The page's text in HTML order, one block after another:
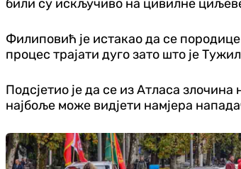
били су искључиво на цивилне
Филиповић је истакао да се
процес трајати дуго зато што је
Подсјетио је да се из Атласа
најбоље може видјети намјера